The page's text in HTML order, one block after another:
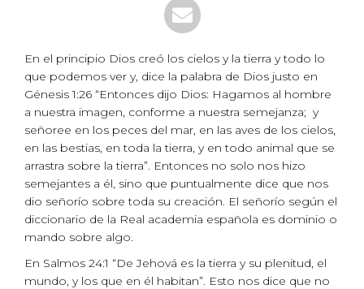
En el principio Dios creó los cielos y la tierra y todo lo
que podemos ver y, dice la palabra de Dios justo en
Génesis 1:26 “Entonces dijo Dios: Hagamos al hombre
a nuestra imagen, conforme a nuestra semejanza; y
señoree en los peces del mar, en las aves de los cielos,
en las bestias, en toda la tierra, y en todo animal que se
arrastra sobre la tierra”. Entonces no solo nos hizo
semejantes a él, sino que puntualmente dice que nos
dio señorío sobre toda su creación. El señorío según el
diccionario de la Real academia española es dominio o
mando sobre algo.
En Salmos 24:1 “De Jehová es la tierra y su plenitud, el
mundo, y los que en él habitan”. Esto nos dice que no